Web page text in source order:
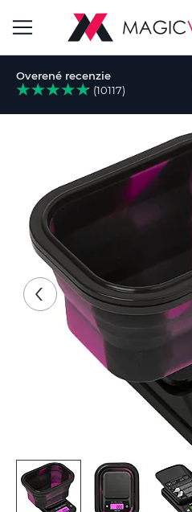
Nav
Overené recenzie
(10117)
galérie
obrázkov